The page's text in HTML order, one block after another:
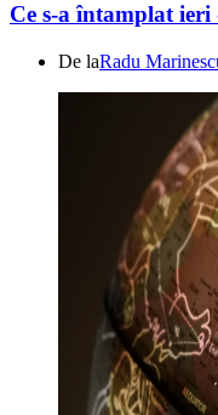
Ce s-a întamplat
De laRadu